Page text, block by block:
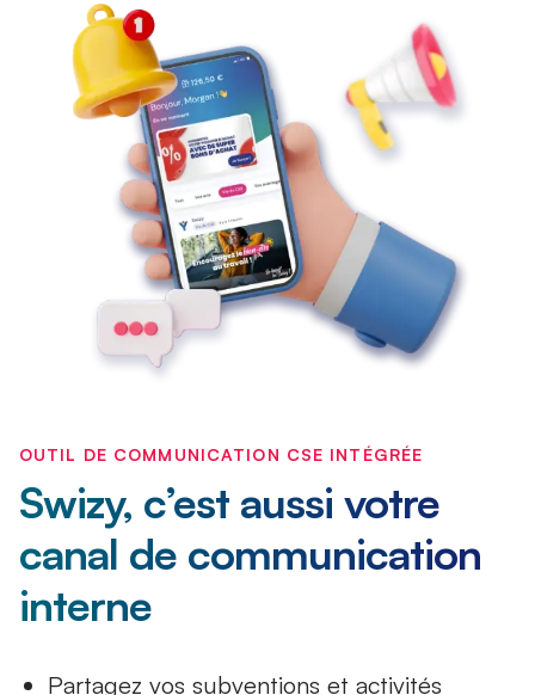
OUTIL DE COMMUNICATION CSE INTÉGRÉE
Swizy, c’est aussi votre
canal de communication
interne
Partagez vos subventions et activités